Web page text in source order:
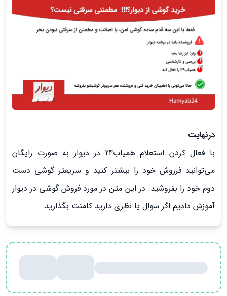
درنهایت
با فعال کردن استعلام همیاب24 در دیوار به صورت رایگان
می‌توانید فرروش خود را بیشتر کنید و سریعتر گوشی دست
دوم خود را بفروشید. در این متن در مورد فروش گوشی در دیوار
آموزش دادیم اگر سوال یا نظری دارید کامنت بگذارید.